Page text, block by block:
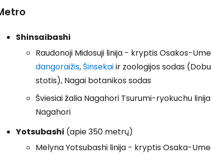
Shinsaibashi
Raudonoji Midosuji linija - kryptis Osakos-
dangoraižis,Šinsekaiir zoologijos sodas
stotis), Nagai botanikos sodas
Šviesiai žalia Nagahori Tsurumi-ryokuchu
Nagahori
Yotsubashi (apie 350 metrų)
Mėlyna Yotsubashi linija - kryptis Osaka-